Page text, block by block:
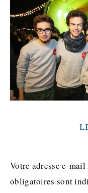
Votre adresse e-
obligatoires sont